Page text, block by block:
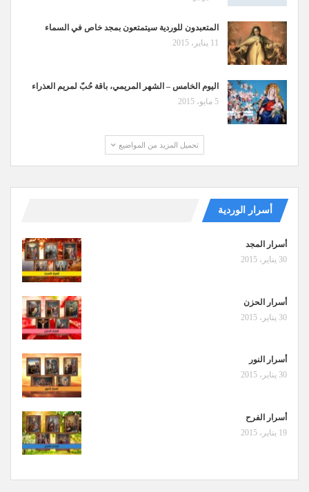
المتعبدون للوردية سيتمتعون بمجد خاص في السماء
11 يناير، 2015
اليوم الخامس – الشهر المريمي، باقة حُبّ لمريم العذراء
5 مايو، 2015
تحميل المزيد من المواضيع
أسرار الوردية
أسرار المجد
30 يناير، 2015
أسرار الحزن
30 يناير، 2015
أسرار النور
30 يناير، 2015
أسرار الفرح
19 يناير، 2015